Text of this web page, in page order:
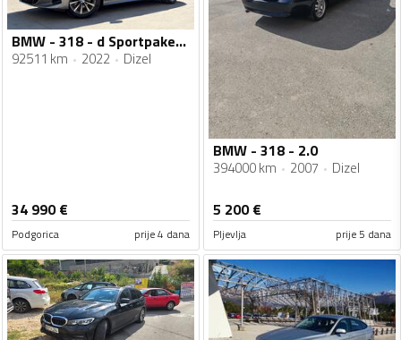
BMW - 318 - d Sportpaket Automatik 150 KS - FACELIFT
92511 km 2022 Dizel
34 990€
Podgorica prije 4 dana
BMW - 318 - 2.0
394000 km 2007 Dizel
5 200€
Pljevlja prije 5 dana